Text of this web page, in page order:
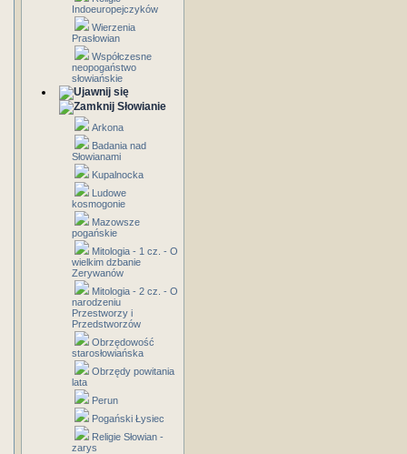
Indoeuropejczyków
Wierzenia
Prasłowian
Współczesne
neopogaństwo
słowiańskie
Słowianie
Arkona
Badania nad
Słowianami
Kupalnocka
Ludowe
kosmogonie
Mazowsze
pogańskie
Mitologia - 1 cz. - O
wielkim dzbanie
Zerywanów
Mitologia - 2 cz. - O
narodzeniu
Przestworzy i
Przedstworzów
Obrzędowość
starosłowiańska
Obrzędy powitania
lata
Perun
Pogański Łysiec
Religie Słowian -
zarys